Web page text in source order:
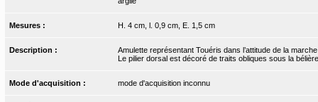
Mesures : H. 4 cm, l. 0,9 cm, E. 1,5 cm
Description :
Amulette représentant Touéris dans l’attitude de la
Le pilier dorsal est décoré de traits obliques sous la
Mode d'acquisition : mode d'acquisition inconnu